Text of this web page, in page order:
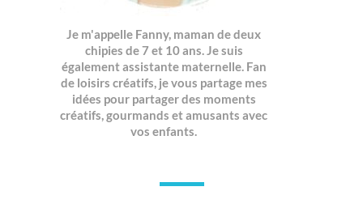
Je m'appelle Fanny, maman de deux
chipies de 7 et 10 ans. Je suis
également assistante maternelle. Fan
de loisirs créatifs, je vous partage mes
idées pour partager des moments
créatifs, gourmands et amusants avec
vos enfants.